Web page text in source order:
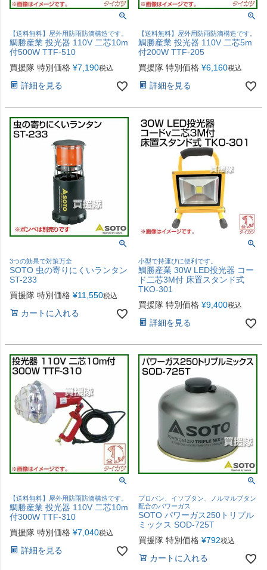
【送料無料】屋外用防雨防滴構造です。
鯛勝産業 投光器 110V 二芯10m
付500W TTF-510
買援隊 特別価格 ¥7,190税込
詳細を見る
【送料無料】屋外用防雨防滴構造です。
鯛勝産業 投光器 110V 二芯5m
付200W TTF-205
買援隊 特別価格 ¥6,160税込
詳細を見る
3つの効果で対策万全
SOTO 虫の寄りにくいランタン
ST-233
買援隊 特別価格 ¥11,550税込
カートに入れる
小型で持運びに便利です。
鯛勝産業 30W LED投光器 コー
ド二芯3M付 床置スタンド式
TKO-301
買援隊 特別価格 ¥9,400税込
詳細を見る
【送料無料】屋外用防雨防滴構造です。
鯛勝産業 投光器 110V 二芯10m
付300W TTF-310
買援隊 特別価格 ¥7,040税込
詳細を見る
プロパン、イソブタン、ノルマルブタン
配合のパワーガス
SOTO パワーガス250トリプル
ミックス SOD-725T
買援隊 特別価格 ¥792税込
カートに入れる